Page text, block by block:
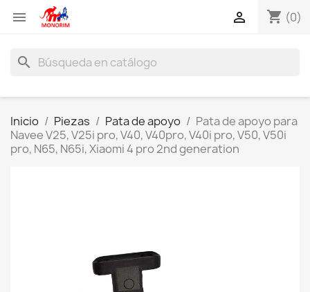
 shopping_cart (0)

search
Inicio Piezas Pata de apoyo
Pata de apoyo para
Navee V25, V25i pro, V40, V40pro, V40i pro, V50, V50i
pro, N65, N65i, Xiaomi 4 pro 2nd generation